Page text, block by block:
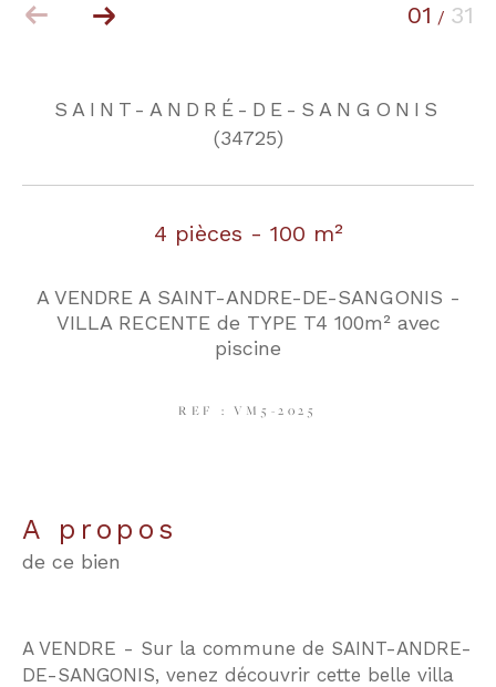
01 / 31
SAINT-ANDRÉ-DE-SANGONIS
(34725)
4 pièces - 100 m²
A VENDRE A SAINT-ANDRE-DE-SANGONIS -
VILLA RECENTE de TYPE T4 100m² avec
piscine
REF : VM5-2025
a propos
de ce bien
A VENDRE - Sur la commune de SAINT-ANDRE-
DE-SANGONIS, venez découvrir cette belle villa
RECHERCHER